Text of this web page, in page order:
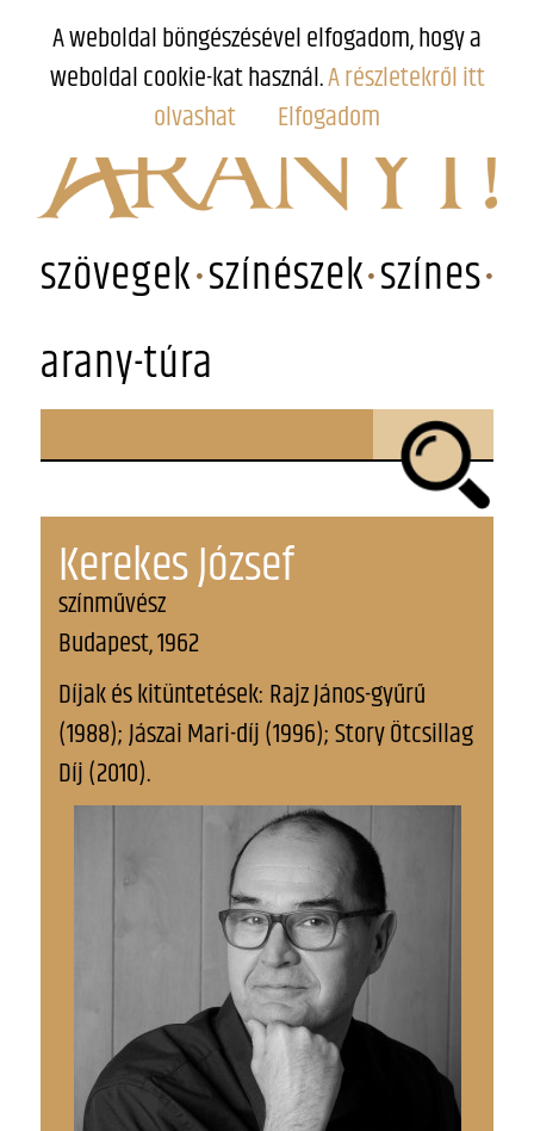
szövegek színészek színes
arany-túra
Kerekes József
színművész
Budapest, 1962
Díjak és kitüntetések: Rajz János-gyűrű
(1988); Jászai Mari-díj (1996); Story Ötcsillag
Díj (2010).
A weboldal böngészésével elfogadom, hogy a
weboldal cookie-kat használ.A részletekről itt
olvashat
Elfogadom